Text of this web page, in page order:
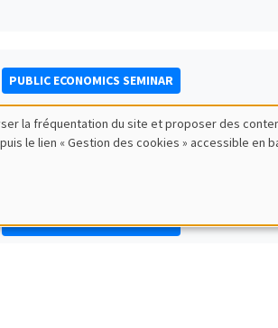
PUBLIC ECONOMICS SEMINAR
PUBLIC ECONOMICS SEMINAR
la fréquentation du site et proposer des
le lien « Gestion des cookies » accessible en